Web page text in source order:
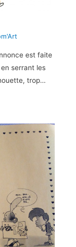
est faite
serrant les
trop…